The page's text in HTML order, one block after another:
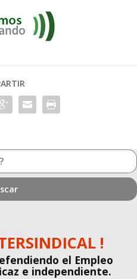
!
el Empleo
e independiente.